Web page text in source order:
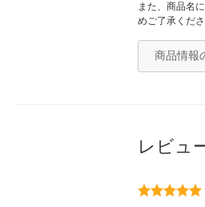
また、商品名
めご了承くださ
商品情報
レビュ